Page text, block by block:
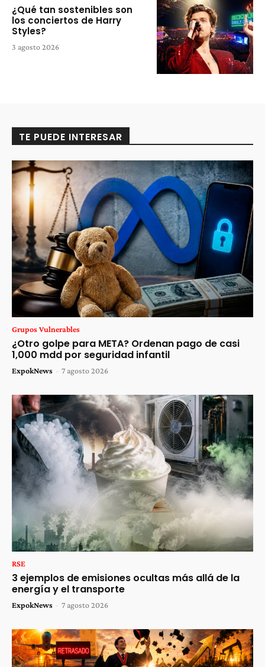
¿Qué tan sostenibles son
los conciertos de Harry
Styles?
3 agosto 2026
TE PUEDE INTERESAR
Grupos Vulnerables
¿Otro golpe para META? Ordenan pago de casi
1,000 mdd por seguridad infantil
ExpokNews - 7 agosto 2026
RSE
3 ejemplos de emisiones ocultas más allá de la
energía y el transporte
ExpokNews - 7 agosto 2026